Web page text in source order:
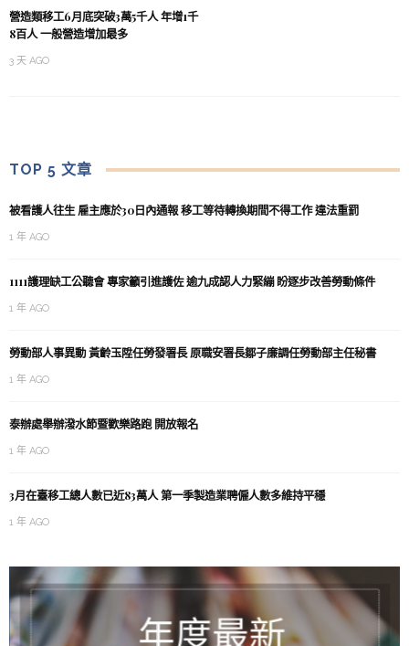
營造類移工6月底突破3萬5千人 年增1千
8百人 一般營造增加最多
3 天 AGO
TOP 5 文章
被看護人往生 雇主應於30日內通報 移工等待轉換期間不得工作 違法重罰
1 年 AGO
1111護理缺工公聽會 專家籲引進護佐 逾九成認人力緊繃 盼逐步改善勞動條件
1 年 AGO
勞動部人事異動 黃齡玉陞任勞發署長 原職安署長鄒子廉調任勞動部主任秘書
1 年 AGO
泰辦處舉辦潑水節暨歡樂路跑 開放報名
1 年 AGO
3月在臺移工總人數已近83萬人 第一季製造業聘僱人數多維持平穩
1 年 AGO